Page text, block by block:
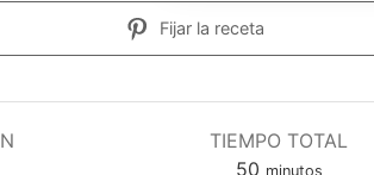
Fijar la receta
TIEMPO TOTAL
50minutos
minutos